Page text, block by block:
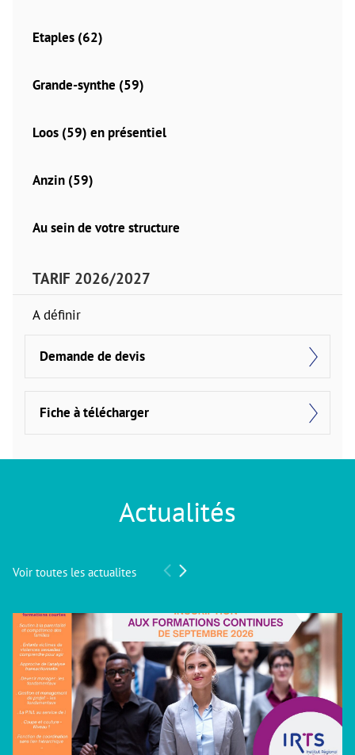
Etaples (62)
Grande-synthe (59)
Loos (59) en présentiel
Anzin (59)
Au sein de votre structure
TARIF 2026/2027
A définir
Demande de devis
Fiche à télécharger
Actualités
Voir toutes les actualites